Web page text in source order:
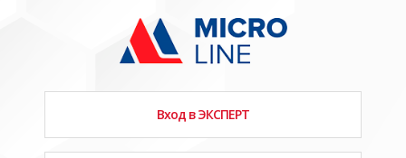
Вход в ЭКСПЕРТ